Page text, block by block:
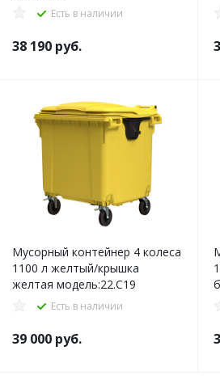
Есть в наличии
38 190 руб.
Мусорный контейнер 4 колеса
1100 л желтый/крышка
желтая модель:22.C19
Есть в наличии
39 000 руб.